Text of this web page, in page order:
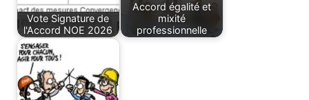
Vote Signature de
l'Accord NOE 2026
Accord égalité et
mixité
professionnelle